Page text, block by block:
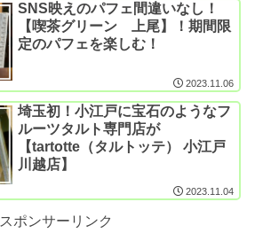
SNS映えのパフェ間違いなし！
【喫茶グリーン 上尾】！期間限
定のパフェを楽しむ！
2023.11.06
埼玉初！小江戸に宝石のようなフ
ルーツタルト専門店が
【tartotte（タルトッテ） 小江戸
川越店】
2023.11.04
スポンサーリンク